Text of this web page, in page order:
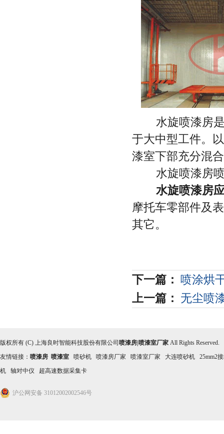
水旋喷漆房是
于大中型工件。
漆室下部充分混
水旋喷漆房喷
水旋喷漆房
摩托车零部件及
其它。
下一篇： 喷涂烘
上一篇： 无尘喷
版权所有 (C) 上海良时智能科技股份有限公司 喷漆房|喷漆室厂家 All Rights
友情链接： 喷漆房 喷漆室 喷砂机 喷漆房厂家 喷漆室厂家 大连喷砂机
25mm2
机
轴对中仪 超高速数据采集卡
沪公网安备 31012002002546号